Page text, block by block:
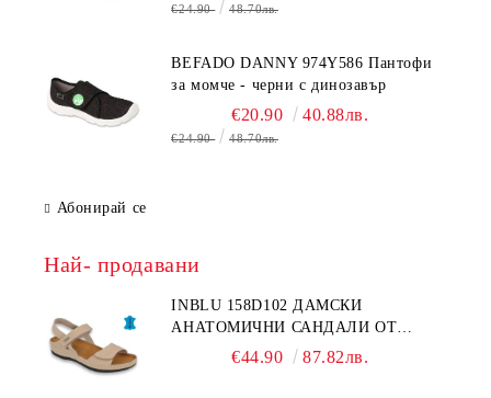
€24.90 48.70лв.
BEFADO DANNY 974Y586 Пантофи
за момче - черни с динозавър
€20.90 40.88лв.
€24.90 48.70лв.
Абонирай се
Най- продавани
INBLU 158D102 ДАМСКИ
АНАТОМИЧНИ САНДАЛИ ОТ
ЕСТЕСТВЕНА КОЖА, БЕЖОВИ
€44.90 87.82лв.